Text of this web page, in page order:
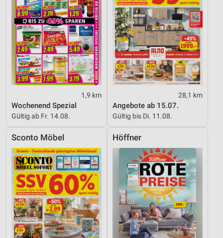
1,9 km
Wochenend Spezial
Gültig ab Fr. 14.08.
28,1 km
Angebote ab 15.07.
Gültig bis Di. 11.08.
Sconto Möbel Höffner
Wir nutzen Ihre Daten für folgende Zwecke:
IAB-Verarbeitungszwecke:
Speichern von oder Zugriff auf Informationen
auf einem Endgerät
Verwendung reduzierter Daten zur Auswahl von
Werbeanzeigen
Erstellung von Profilen für personalisierte
Verwendung von Profilen zur Auswahl
Erstellung von Profilen zur Personalisierung
von Inhalten
Verwendung von Profilen zur Auswahl
personalisierter Inhalte
Messung der Werbeleistung
Messung der Performance von Inhalten